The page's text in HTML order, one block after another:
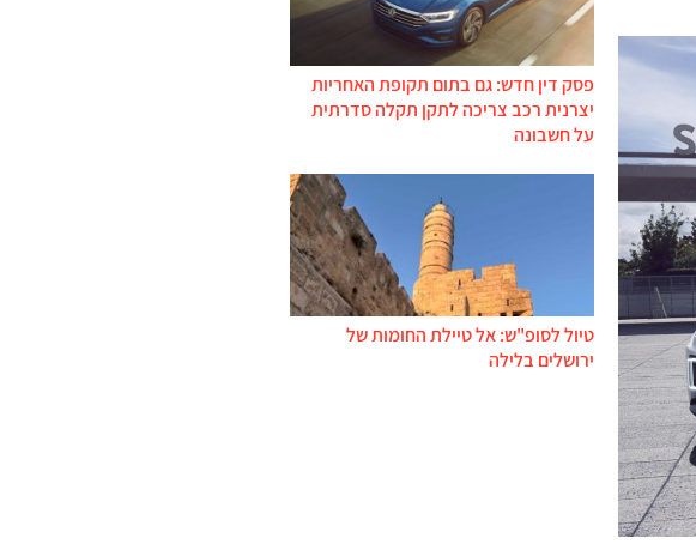
פסק דין חדש: גם בתום תקופת האחריות
יצרנית רכב צריכה לתקן תקלה סדרתית
על חשבונה
טיול לסופ"ש: אל טיילת החומות של
ירושלים בלילה